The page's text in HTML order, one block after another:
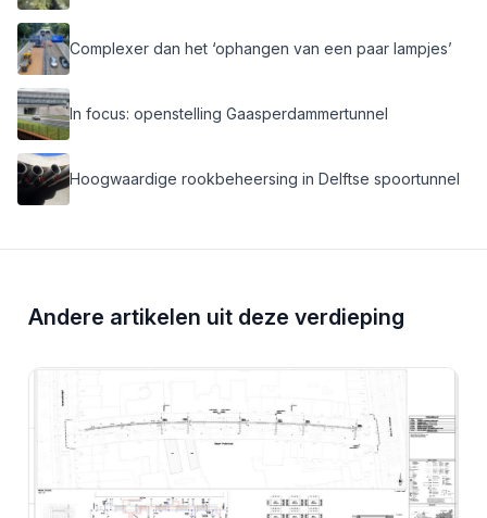
Complexer dan het ‘ophangen van een paar lampjes’
In focus: openstelling Gaasperdammertunnel
Hoogwaardige rookbeheersing in Delftse spoortunnel
Andere artikelen uit deze verdieping